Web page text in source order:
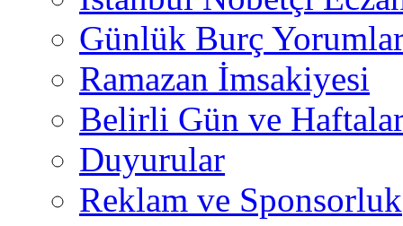
Günlük Burç
Ramazan İmsakiyesi
Belirli Gün ve
Duyurular
Reklam ve Sponsorluk